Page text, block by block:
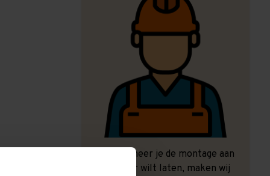
Ook wanneer je de montage aan
ons over wilt laten, maken wij